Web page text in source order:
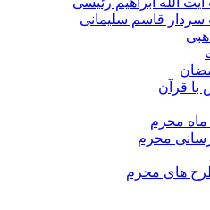
قاسم سلیمانی
با قرآن
محرم
رسانی محرم
های محرم